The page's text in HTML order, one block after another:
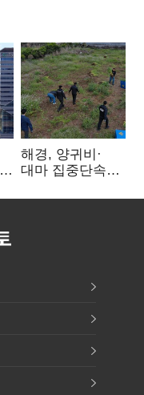
해경, 양귀비·
대마 집중단속…
249명 검거